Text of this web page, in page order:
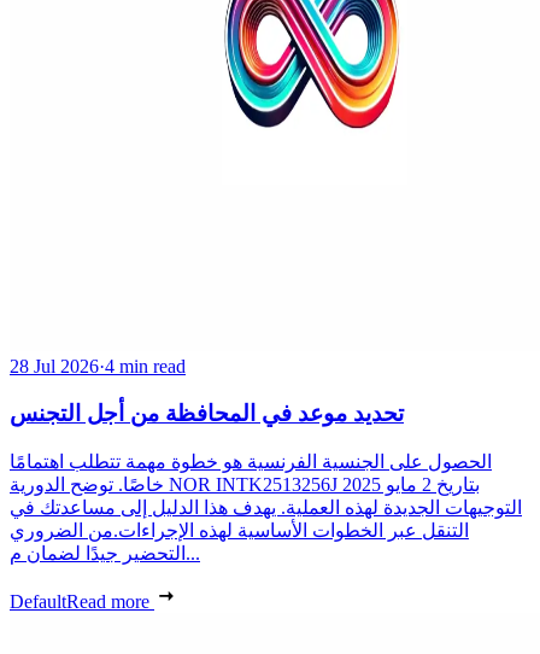
28 Jul 2026·4 min read
تحديد موعد في المحافظة من أجل التجنس
الحصول على الجنسية الفرنسية هو خطوة مهمة تتطلب اهتمامًا
خاصًا. توضح الدورية NOR INTK2513256J بتاريخ 2 مايو 2025
التوجيهات الجديدة لهذه العملية. يهدف هذا الدليل إلى مساعدتك في
التنقل عبر الخطوات الأساسية لهذه الإجراءات.من الضروري
التحضير جيدًا لضمان م...
DefaultRead more